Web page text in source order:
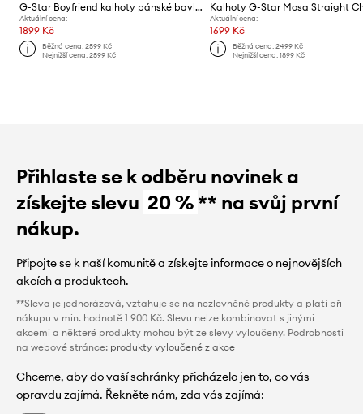
G-Star Boyfriend kalhoty pánské bavlněné s elastanem 3D Regular Straight Cargo
Aktuální cena:
1899 Kč
Běžná cena:2599 Kč
Nejnižší cena:2599 Kč
Kalhoty G-Star Mosa Straight
Aktuální cena:
1699 Kč
Běžná cena: 2499 Kč
Nejnižší cena: 1899 Kč
Přihlaste se k odběru novinek a
získejte slevu 20 %** na svůj první
nákup.
Připojte se k naší komunitě a získejte informace o nejnovějších
akcích a produktech.
**Sleva je jednorázová, vztahuje se na nezlevněné produkty a platí při
nákupu v min. hodnotě 1 900 Kč. Slevu nelze kombinovat s jinými
akcemi a některé produkty mohou být ze slevy vyloučeny. Podrobnosti
na webové stránce: produkty vyloučené z akce
Chceme, aby do vaší schránky přicházelo jen to, co vás
opravdu zajímá. Řekněte nám, zda vás zajímá: